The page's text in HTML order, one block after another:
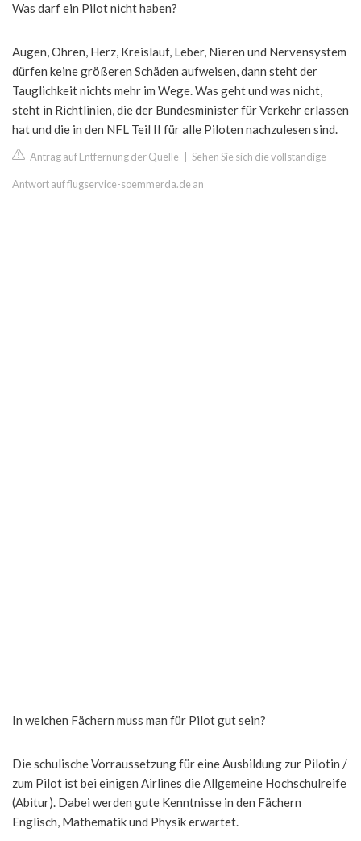
Was darf ein Pilot nicht haben?
Augen, Ohren, Herz, Kreislauf, Leber, Nieren und Nervensystem
dürfen keine größeren Schäden aufweisen, dann steht der
Tauglichkeit nichts mehr im Wege. Was geht und was nicht,
steht in Richtlinien, die der Bundesminister für Verkehr erlassen
hat und die in den NFL Teil II für alle Piloten nachzulesen sind.
Antrag auf Entfernung der Quelle Sehen Sie sich die vollständige
Antwort auf flugservice-soemmerda.de an
In welchen Fächern muss man für Pilot gut sein?
Die schulische Vorraussetzung für eine Ausbildung zur Pilotin /
zum Pilot ist bei einigen Airlines die Allgemeine Hochschulreife
(Abitur). Dabei werden gute Kenntnisse in den Fächern
Englisch, Mathematik und Physik erwartet.